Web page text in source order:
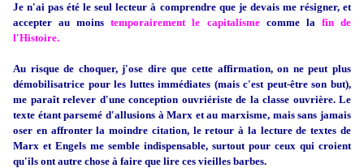
Je n'ai pas été le seul lecteur à comprendre que je devais me résigner, et
accepter au moinstemporairement le capitalismecomme la fin de
l'Histoire.
Au risque de choquer, j'ose dire que cette affirmation, on ne peut plus
démobilisatrice pour les luttes immédiates (mais c'est peut-être son but),
me paraît relever d'une conception ouvriériste de la classe ouvrière. Le
texte étant parsemé d'allusions à Marx et au marxisme, mais sans jamais
oser en affronter la moindre citation, le retour à la lecture de textes de
Marx et Engels me semble indispensable, surtout pour ceux qui croient
qu'ils ont autre chose à faire que lire ces vieilles barbes.